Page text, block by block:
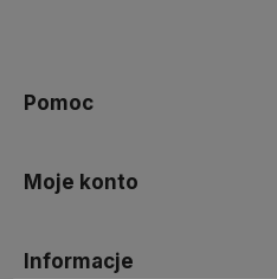
Pomoc
Moje konto
Informacje